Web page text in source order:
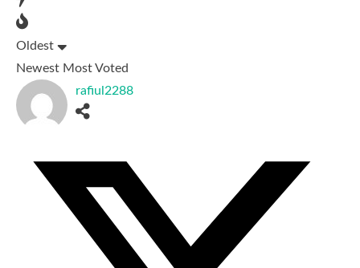
Oldest
Newest Most Voted
rafiul2288